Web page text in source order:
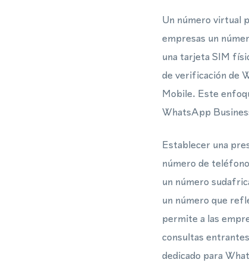
Un número virtual
empresas un
una tarjeta SIM
de verificación de
Mobile. Este
WhatsApp
Establecer una
número de
un número
un número que
permite a las
consultas
dedicado para